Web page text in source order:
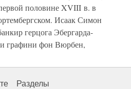
половине XVIII в. в
Исаак Симон
герцога Эбергарда-
графини фон Вюрбен,
Разделы